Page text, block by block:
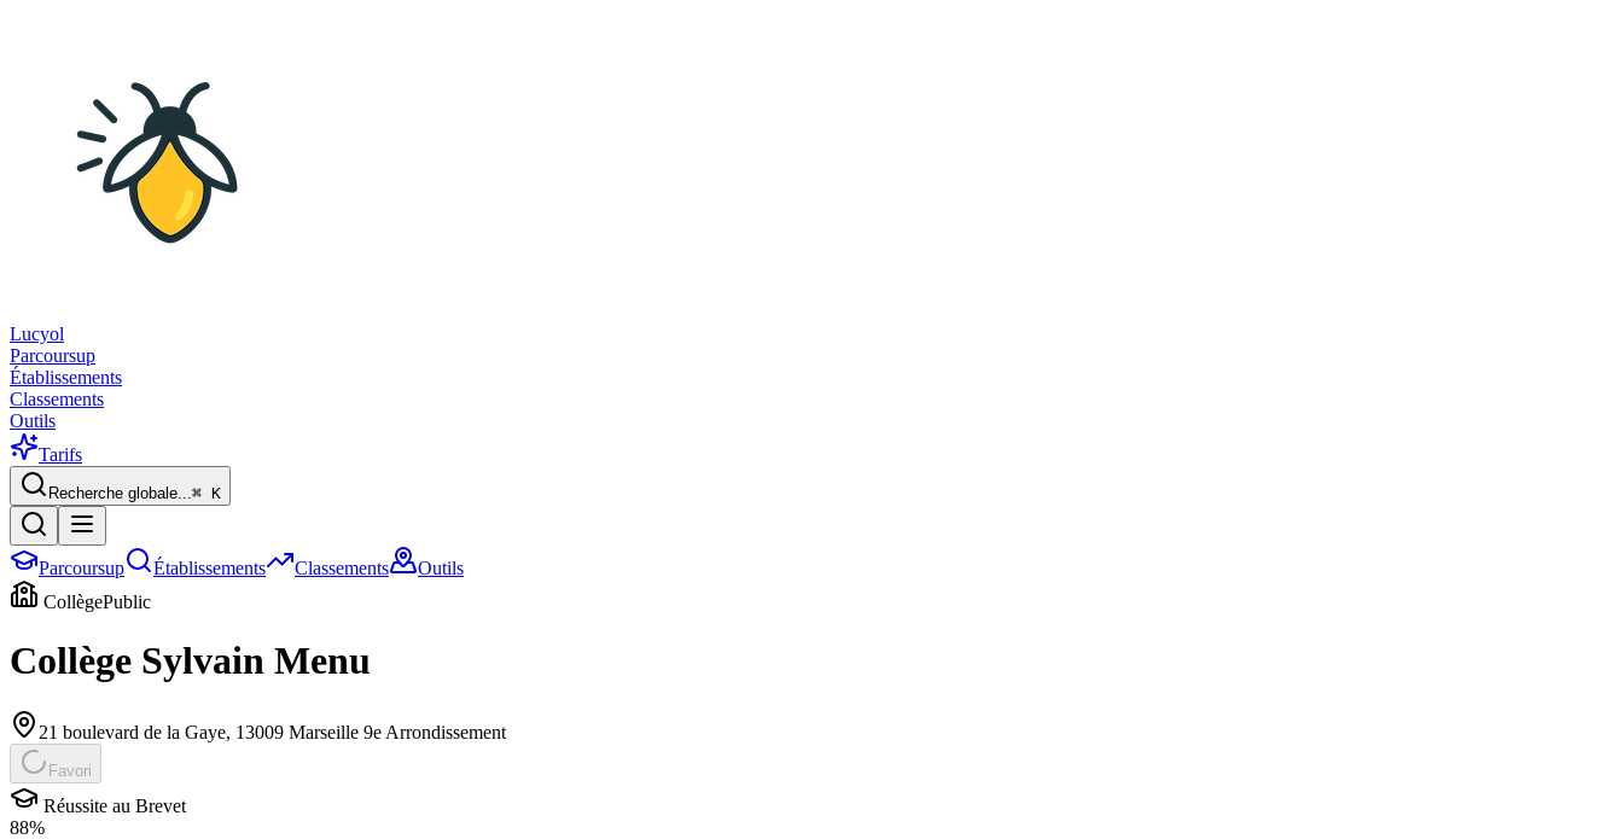
Lucyol
Parcoursup
Établissements
Classements
Outils
Tarifs
Recherche globale...⌘ K
Parcoursup Établissements Classements
Outils
CollègePublic
Collège Sylvain Menu
21 boulevard de la Gaye, 13009 Marseille 9e Arrondissement
Favori
Réussite au Brevet
88%